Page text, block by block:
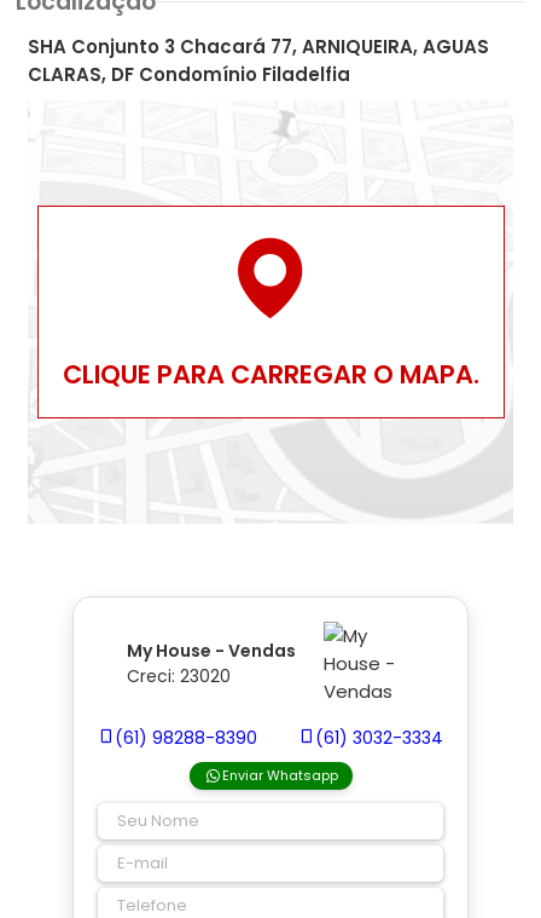
SHA Conjunto 3 Chacará 77, ARNIQUEIRA, AGUAS
CLARAS, DF Condomínio Filadelfia
CLIQUE PARA CARREGAR O MAPA.
My House - Vendas
Creci: 23020
(61) 98288-8390 (61) 3032-3334
Enviar Whatsapp